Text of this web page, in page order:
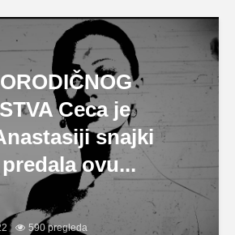
Ceca je
snajki
ovu...
590 pregleda